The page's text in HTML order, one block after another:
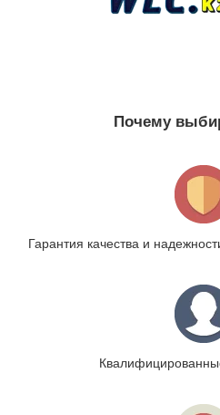
Почему
Гарантия качества и